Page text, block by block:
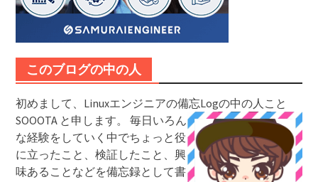
このブログの中の人
初めまして、Linuxエンジニアの備忘Logの中の人こと
SOOOTA と申します。 毎日いろん
な経験をしていく中でちょっと役
に立ったこと、検証したこと、興
味あることなどを備忘録として書